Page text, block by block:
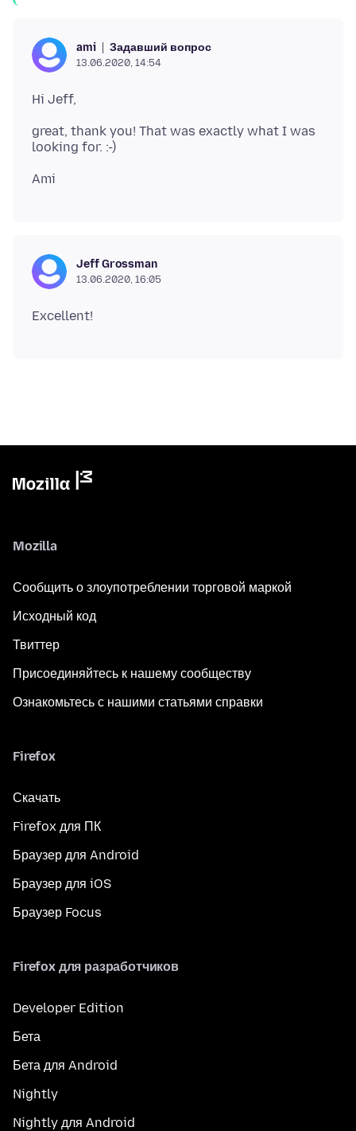
ami Задавший вопрос
13.06.2020, 14:54
great, thank you! That was exactly what I was
Jeff Grossman
13.06.2020, 16:05
Mozilla
Сообщить о злоупотреблении торговой маркой
Исходный код
Твиттер
Присоединяйтесь к нашему сообществу
Ознакомьтесь с нашими статьями справки
Firefox
Скачать
Firefox для ПК
Браузер для Android
Браузер для iOS
Браузер Focus
Firefox для разработчиков
Developer Edition
Бета
Бета для Android
Nightly
Nightly для Android